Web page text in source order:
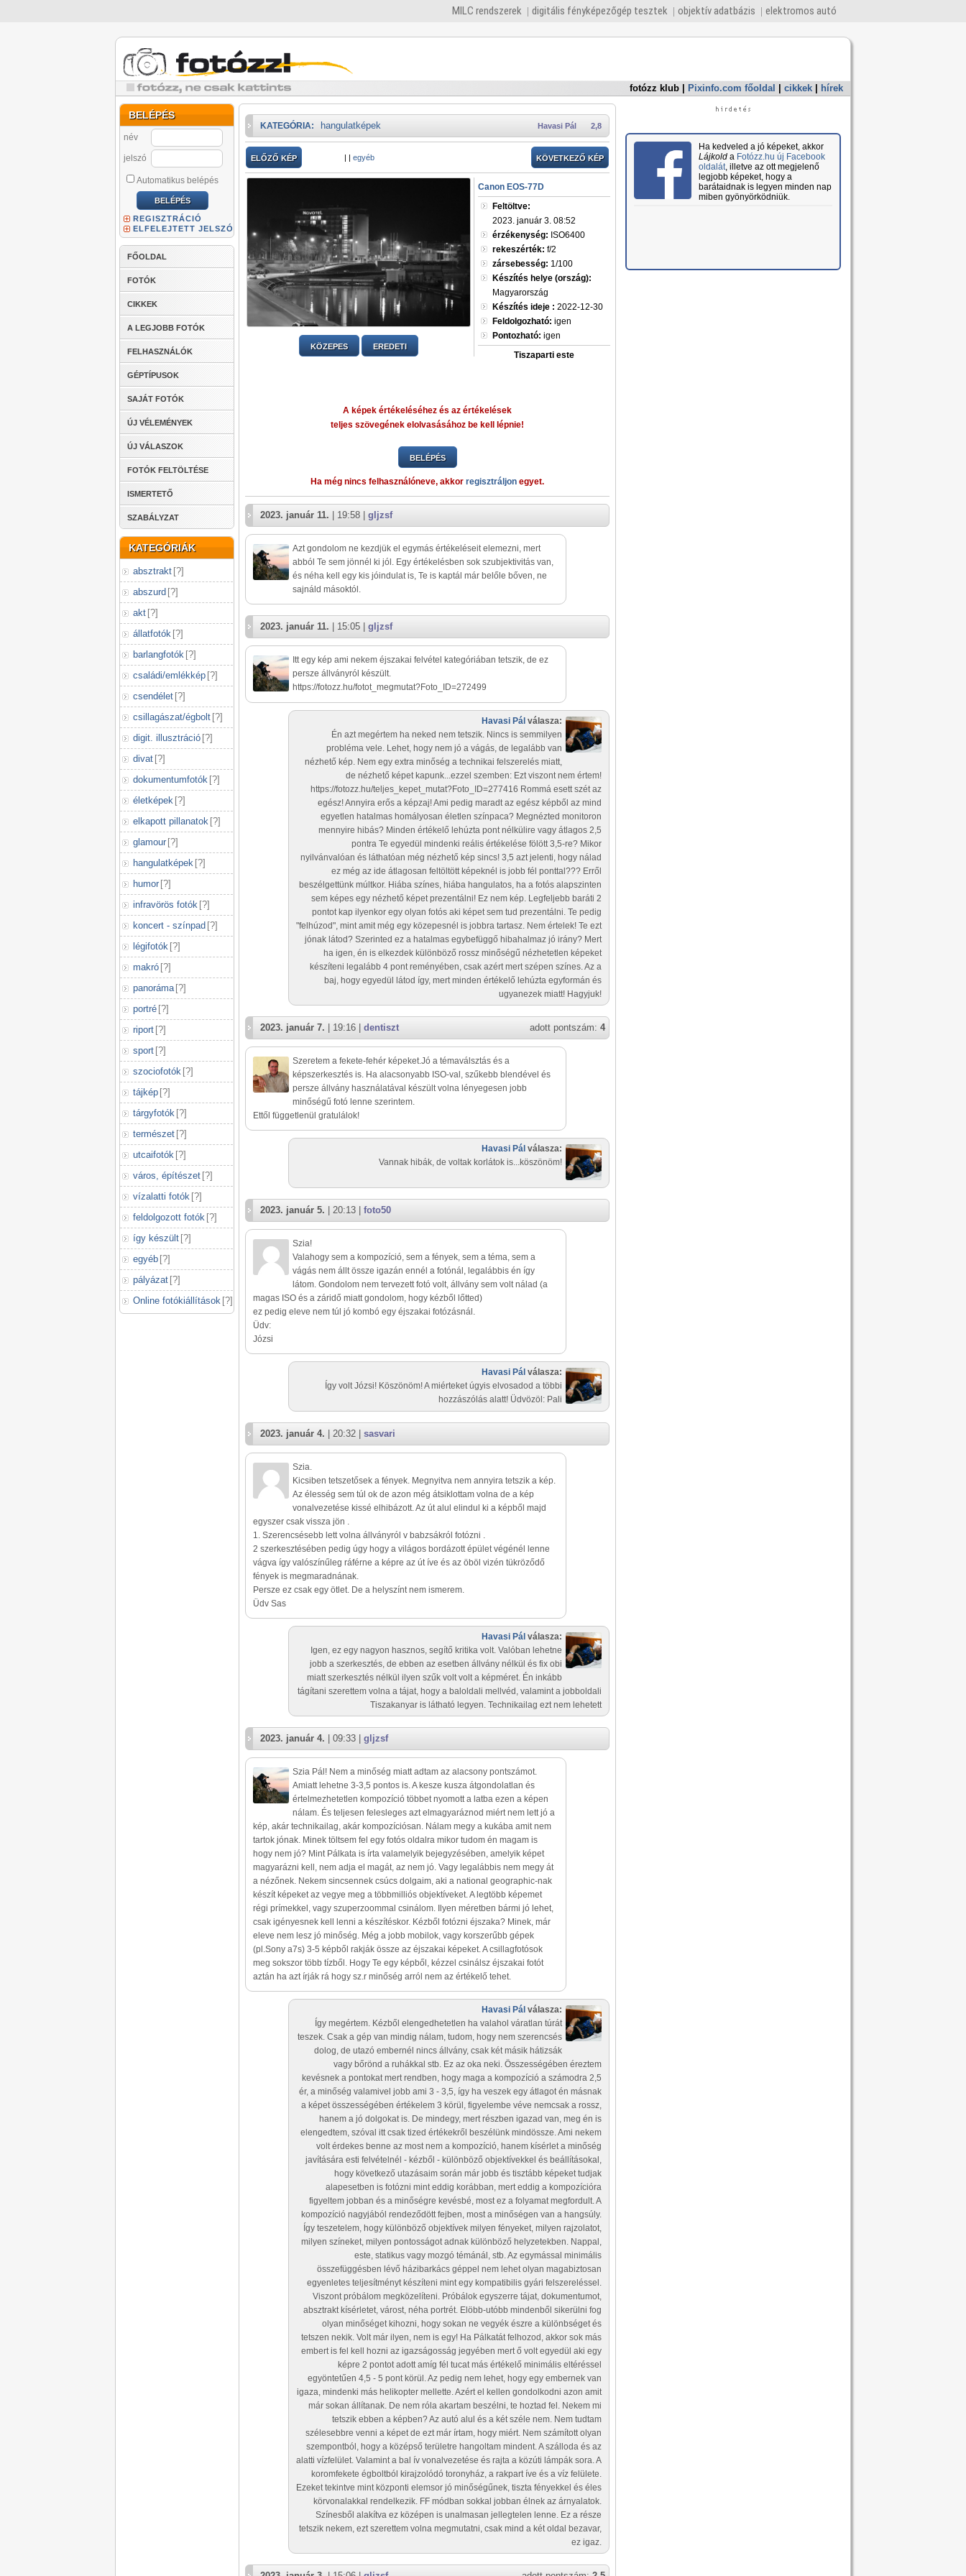
MILC rendszerek digitális fényképezőgép tesztek objektív adatbázis elektromos autó
fotózz klub Pixinfo.com főoldal cikkek hírek
BELÉPÉS
név
jelszó
Automatikus belépés
REGISZTRÁCIÓ
ELFELEJTETT JELSZÓ
FŐOLDAL
FOTÓK
CIKKEK
A LEGJOBB FOTÓK
FELHASZNÁLÓK
GÉPTÍPUSOK
SAJÁT FOTÓK
ÚJ VÉLEMÉNYEK
ÚJ VÁLASZOK
FOTÓK FELTÖLTÉSE
ISMERTETŐ
SZABÁLYZAT
KATEGÓRIÁK
absztrakt [?]
abszurd [?]
akt [?]
állatfotók [?]
barlangfotók [?]
családi/emlékkép [?]
csendélet [?]
csillagászat/égbolt [?]
digit. illusztráció [?]
divat [?]
dokumentumfotók [?]
életképek [?]
elkapott pillanatok [?]
glamour [?]
hangulatképek [?]
humor [?]
infravörös fotók [?]
koncert - színpad [?]
légifotók [?]
makró [?]
panoráma [?]
portré [?]
riport [?]
sport [?]
szociofotók [?]
tájkép [?]
tárgyfotók [?]
természet [?]
utcaifotók [?]
város, építészet [?]
vízalatti fotók [?]
feldolgozott fotók [?]
így készült [?]
egyéb [?]
pályázat [?]
Online fotókiállítások [?]
2,8
Havasi Pál
KATEGÓRIA: hangulatképek
ELŐZŐ KÉP | | egyéb KÖVETKEZŐ KÉP
KÖZEPES EREDETI
Canon EOS-77D
Feltöltve:
2023. január 3. 08:52
érzékenység: ISO6400
rekeszérték: f/2
zársebesség: 1/100
Készítés helye (ország):
Magyarország
Készítés ideje : 2022-12-30
Feldolgozható: igen
Pontozható: igen
Tiszaparti este
A képek értékeléséhez és az értékelések
teljes szövegének elolvasásához be kell lépnie!
BELÉPÉS
Ha még nincs felhasználóneve, akkor regisztráljon egyet.
2023. január 11. | 19:58 | gljzsf
Azt gondolom ne kezdjük el egymás értékeléseit elemezni, mert
abból Te sem jönnél ki jól. Egy értékelésben sok szubjektivitás van,
és néha kell egy kis jóindulat is, Te is kaptál már belőle bőven, ne
sajnáld másoktól.
2023. január 11. | 15:05 | gljzsf
Itt egy kép ami nekem éjszakai felvétel kategóriában tetszik, de ez
persze állványról készült.
https://fotozz.hu/fotot_megmutat?Foto_ID=272499
Havasi Pál válasza:
Én azt megértem ha neked nem tetszik. Nincs is semmilyen
probléma vele. Lehet, hogy nem jó a vágás, de legalább van
nézhető kép. Nem egy extra minőség a technikai felszerelés miatt,
de nézhető képet kapunk...ezzel szemben: Ezt viszont nem értem!
https://fotozz.hu/teljes_kepet_mutat?Foto_ID=277416 Rommá esett szét az
egész! Annyira erős a képzaj! Ami pedig maradt az egész képből az mind
egyetlen hatalmas homályosan életlen színpaca? Megnézted monitoron
mennyire hibás? Minden értékelő lehúzta pont nélkülire vagy átlagos 2,5
pontra Te egyedül mindenki reális értékelése fölött 3,5-re? Mikor
nyilvánvalóan és láthatóan még nézhető kép sincs! 3,5 azt jelenti, hogy nálad
ez még az ide átlagosan feltöltött képeknél is jobb fél ponttal??? Erről
beszélgettünk múltkor. Hiába színes, hiába hangulatos, ha a fotós alapszinten
sem képes egy nézhető képet prezentálni! Ez nem kép. Legfeljebb baráti 2
pontot kap ilyenkor egy olyan fotós aki képet sem tud prezentálni. Te pedig
"felhúzod", mint amit még egy közepesnél is jobbra tartasz. Nem értelek! Te ezt
jónak látod? Szerinted ez a hatalmas egybefüggő hibahalmaz jó irány? Mert
ha igen, én is elkezdek különböző rossz minőségű nézhetetlen képeket
készíteni legalább 4 pont reményében, csak azért mert szépen színes. Az a
baj, hogy egyedül látod így, mert minden értékelő lehúzta egyformán és
ugyanezek miatt! Hagyjuk!
adott pontszám: 4
2023. január 7. | 19:16 | dentiszt
Szeretem a fekete-fehér képeket.Jó a témaválsztás és a
képszerkesztés is. Ha alacsonyabb ISO-val, szűkebb blendével és
persze állvány használatával készült volna lényegesen jobb
minőségű fotó lenne szerintem.
Ettől függetlenül gratulálok!
Havasi Pál válasza:
Vannak hibák, de voltak korlátok is...köszönöm!
2023. január 5. | 20:13 | foto50
Szia!
Valahogy sem a kompozíció, sem a fények, sem a téma, sem a
vágás nem állt össze igazán ennél a fotónál, legalábbis én így
látom. Gondolom nem tervezett fotó volt, állvány sem volt nálad (a
magas ISO és a záridő miatt gondolom, hogy kézből lőtted)
ez pedig eleve nem túl jó kombó egy éjszakai fotózásnál.
Üdv:
Józsi
Havasi Pál válasza:
Így volt Józsi! Köszönöm! A miérteket úgyis elvosadod a többi
hozzászólás alatt! Üdvözöl: Pali
2023. január 4. | 20:32 | sasvari
Szia.
Kicsiben tetszetősek a fények. Megnyitva nem annyira tetszik a kép.
Az élesség sem túl ok de azon még átsiklottam volna de a kép
vonalvezetése kissé elhibázott. Az út alul elindul ki a képből majd
egyszer csak vissza jön .
1. Szerencsésebb lett volna állványról v babzsákról fotózni .
2 szerkesztésében pedig úgy hogy a világos bordázott épület végénél lenne
vágva így valószínűleg ráférne a képre az út íve és az öböl vizén tükröződő
fények is megmaradnának.
Persze ez csak egy ötlet. De a helyszínt nem ismerem.
Üdv Sas
Havasi Pál válasza:
Igen, ez egy nagyon hasznos, segítő kritika volt. Valóban lehetne
jobb a szerkesztés, de ebben az esetben állvány nélkül és fix obi
miatt szerkesztés nélkül ilyen szűk volt volt a képméret. Én inkább
tágítani szerettem volna a tájat, hogy a baloldali mellvéd, valamint a jobboldali
Tiszakanyar is látható legyen. Technikailag ezt nem lehetett
2023. január 4. | 09:33 | gljzsf
Szia Pál! Nem a minőség miatt adtam az alacsony pontszámot.
Amiatt lehetne 3-3,5 pontos is. A kesze kusza átgondolatlan és
értelmezhetetlen kompozíció többet nyomott a latba ezen a képen
nálam. És teljesen felesleges azt elmagyaráznod miért nem lett jó a
kép, akár technikailag, akár kompozíciósan. Nálam megy a kukába amit nem
tartok jónak. Minek töltsem fel egy fotós oldalra mikor tudom én magam is
hogy nem jó? Mint Pálkata is írta valamelyik bejegyzésében, amelyik képet
magyarázni kell, nem adja el magát, az nem jó. Vagy legalábbis nem megy át
a nézőnek. Nekem sincsennek csúcs dolgaim, aki a national geographic-nak
készít képeket az vegye meg a többmilliós objektíveket. A legtöbb képemet
régi prímekkel, vagy szuperzoommal csinálom. Ilyen méretben bármi jó lehet,
csak igényesnek kell lenni a készítéskor. Kézből fotózni éjszaka? Minek, már
eleve nem lesz jó minőség. Még a jobb mobilok, vagy korszerűbb gépek
(pl.Sony a7s) 3-5 képből rakják össze az éjszakai képeket. A csillagfotósok
meg sokszor több tízből. Hogy Te egy képből, kézzel csinálsz éjszakai fotót
aztán ha azt írják rá hogy sz.r minőség arról nem az értékelő tehet.
Havasi Pál válasza:
Így megértem. Kézből elengedhetetlen ha valahol váratlan túrát
teszek. Csak a gép van mindig nálam, tudom, hogy nem szerencsés
dolog, de utazó embernél nincs állvány, csak két másik hátizsák
vagy bőrönd a ruhákkal stb. Ez az oka neki. Összességében éreztem
kevésnek a pontokat mert rendben, hogy maga a kompozíció a számodra 2,5
ér, a minőség valamivel jobb ami 3 - 3,5, így ha veszek egy átlagot én másnak
a képet összességében értékelem 3 körül, figyelembe véve nemcsak a rossz,
hanem a jó dolgokat is. De mindegy, mert részben igazad van, meg én is
elengedtem, szóval itt csak tized értékekről beszélünk mindössze. Ami nekem
volt érdekes benne az most nem a kompozíció, hanem kísérlet a minőség
javítására esti felvételnél - kézből - különböző objektívekkel és beállításokal,
hogy következő utazásaim során már jobb és tisztább képeket tudjak
alapesetben is fotózni mint eddig korábban, mert eddig a kompozícióra
figyeltem jobban és a minőségre kevésbé, most ez a folyamat megfordult. A
kompozíció nagyjából rendeződött fejben, most a minőségen van a hangsúly.
Így teszetelem, hogy különböző objektívek milyen fényeket, milyen rajzolatot,
milyen színeket, milyen pontosságot adnak különböző helyzetekben. Nappal,
este, statikus vagy mozgó témánál, stb. Az egymással minimális
összefüggésben lévő házibarkács géppel nem lehet olyan magabiztosan
egyenletes teljesítményt készíteni mint egy kompatibilis gyári felszereléssel.
Viszont próbálom megközelíteni. Próbálok egyszerre tájat, dokumentumot,
absztrakt kísérletet, várost, néha portrét. Elöbb-utóbb mindenből sikerülni fog
olyan minőséget kihozni, hogy sokan ne vegyék észre a különbséget és
tetszen nekik. Volt már ilyen, nem is egy! Ha Pálkatát felhozod, akkor sok más
embert is fel kell hozni az igazságosság jegyében mert ő volt egyedül aki egy
képre 2 pontot adott amíg fél tucat más értékelő minimális eltéréssel
egyöntetűen 4,5 - 5 pont körül. Az pedig nem lehet, hogy egy embernek van
igaza, mindenki más helikopter mellette. Azért el kellen gondolkodni azon amit
már sokan állítanak. De nem róla akartam beszélni, te hoztad fel. Nekem mi
tetszik ebben a képben? Az autó alul és a két széle nem. Nem tudtam
szélesebbre venni a képet de ezt már írtam, hogy miért. Nem számított olyan
szempontból, hogy a középső területre hangoltam mindent. A szálloda és az
alatti vízfelület. Valamint a bal ív vonalvezetése és rajta a közúti lámpák sora. A
koromfekete égboltból kirajzolódó toronyház, a rakpart íve és a víz felülete.
Ezeket tekintve mint központi elemsor jó minőségűnek, tiszta fényekkel és éles
körvonalakkal rendelkezik. FF módban sokkal jobban élnek az árnyalatok.
Színesből alakítva ez középen is unalmasan jellegtelen lenne. Ez a része
tetszik nekem, ezt szerettem volna megmutatni, csak mind a két oldal bezavar,
ez igaz.
Ha kedveled a jó képeket, akkor
Lájkolda Fotózz.hu új Facebook
oldalát, illetve az ott megjelenő
legjobb képeket, hogy a
barátaidnak is legyen minden nap
miben gyönyörködniük.